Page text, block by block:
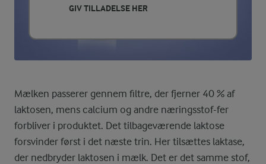
GIV TILLADELSE HER
Mælken passerer gennem filtre, der fjerner 40 % af
laktosen, mens calcium og andre næringsstof-fer
forbliver i produktet. Det tilbageværende laktose
forsvinder først i det næste trin. Her tilsættes laktase,
der nedbryder laktosen i mælk. Det er det samme stof,